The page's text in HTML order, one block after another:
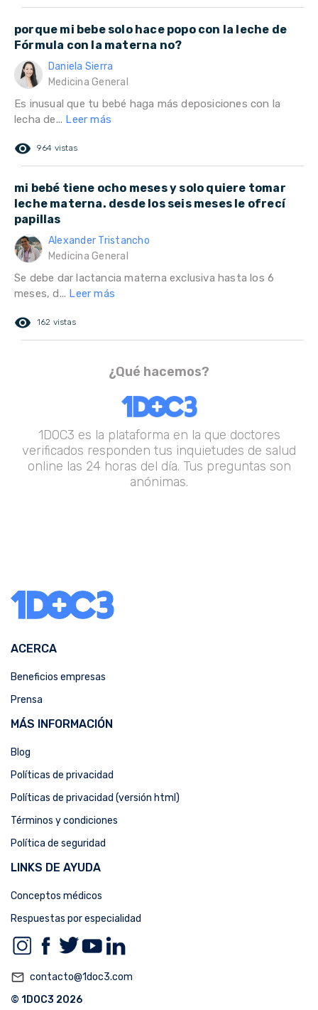
porque mi bebe solo hace popo con la leche de
Fórmula con la materna no?
Daniela Sierra
Medicina General
Es inusual que tu bebé haga más deposiciones con la
lecha de... Leer más
remove_red_eye 964 vistas
mi bebé tiene ocho meses y solo quiere tomar
leche materna. desde los seis meses le ofrecí
papillas
Alexander Tristancho
Medicina General
Se debe dar lactancia materna exclusiva hasta los 6
meses, d... Leer más
remove_red_eye 162 vistas
¿Qué hacemos?
1DOC3 es la plataforma en la que doctores
verificados responden tus inquietudes de salud
online las 24 horas del día. Tus preguntas son
anónimas.
ACERCA
Beneficios empresas
Prensa
MÁS INFORMACIÓN
Blog
Políticas de privacidad
Políticas de privacidad (versión html)
Términos y condiciones
Política de seguridad
LINKS DE AYUDA
Conceptos médicos
Respuestas por especialidad
mail_outline contacto@1doc3.com
© 1DOC3 2026